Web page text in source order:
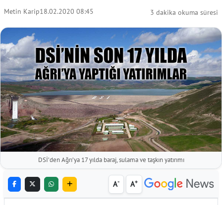
Metin Karip18.02.2020 08:45 3 dakika okuma süresi
DSİ’den Ağrı’ya 17 yılda baraj, sulama ve taşkın yatırımı
A- A+